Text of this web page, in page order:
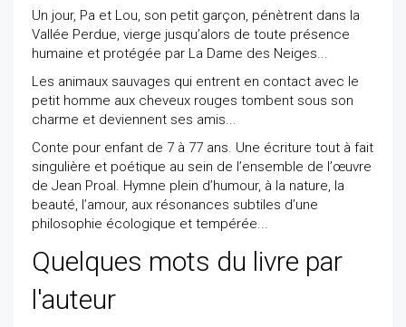
Un jour, Pa et Lou, son petit garçon, pénètrent dans la
Vallée Perdue, vierge jusqu’alors de toute présence
humaine et protégée par La Dame des Neiges...
Les animaux sauvages qui entrent en contact avec le
petit homme aux cheveux rouges tombent sous son
charme et deviennent ses amis...
Conte pour enfant de 7 à 77 ans. Une écriture tout à fait
singulière et poétique au sein de l’ensemble de l’œuvre
de Jean Proal. Hymne plein d’humour, à la nature, la
beauté, l’amour, aux résonances subtiles d’une
philosophie écologique et tempérée...
Quelques mots du livre par
l'auteur